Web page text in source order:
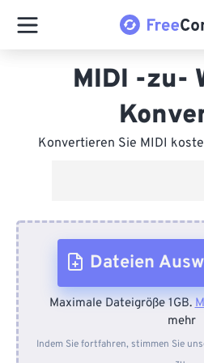
MIDI -zu-
Konvertieren Sie MIDI
Dateien
Vom Gerät
Maximale Dateigröße 1GB.
mehr
Indem Sie fortfahren, stimmen Sie